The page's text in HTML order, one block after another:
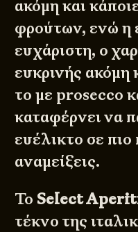
ακόμη και
φρούτων, ενώ η
ευχάριστη, ο
ευκρινής ακόμη
το με prosecco
καταφέρνει να
ευέλικτο σε
αναμείξεις.
Το Select
τέκνο της